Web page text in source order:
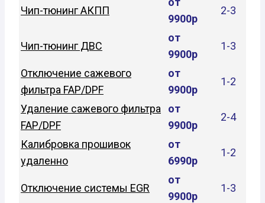
Чип-тюнинг АКПП
9900р
2-3
Чип-тюнинг ДВС
от
9900р
1-3
Отключение сажевого
фильтра FAP/DPF
от
9900р
1-2
Удаление сажевого фильтра
FAP/DPF
от
9900р
2-4
Калибровка прошивок
удаленно
от
6990р
1-2
Отключение системы EGR
от
9900р
1-3